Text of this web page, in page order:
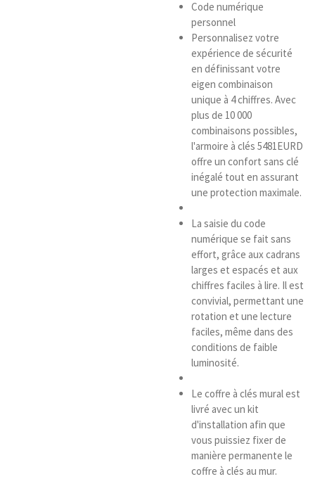
Code numérique
personnel
Personnalisez votre
expérience de sécurité
en définissant votre
eigen combinaison
unique à 4 chiffres. Avec
plus de 10 000
combinaisons possibles,
l'armoire à clés 5481EURD
offre un confort sans clé
inégalé tout en assurant
une protection maximale.
La saisie du code
numérique se fait sans
effort, grâce aux cadrans
larges et espacés et aux
chiffres faciles à lire. Il est
convivial, permettant une
rotation et une lecture
faciles, même dans des
conditions de faible
luminosité.
Le coffre à clés mural est
livré avec un kit
d'installation afin que
vous puissiez fixer de
manière permanente le
coffre à clés au mur.